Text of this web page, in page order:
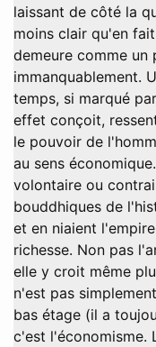
laissant de côté la
moins clair qu'en
demeure comme un
immanquablement.
temps, si marqué
effet conçoit,
le pouvoir de
au sens
volontaire ou
bouddhiques de
et en niaient
richesse. Non pas
elle y croit même
n'est pas
bas étage (il a
c'est l'économisme.